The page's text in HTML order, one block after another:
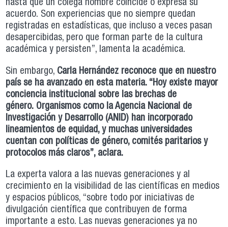
hasta que un colega hombre coincide o expresa su
acuerdo. Son experiencias que no siempre quedan
registradas en estadísticas, que incluso a veces pasan
desapercibidas, pero que forman parte de la cultura
académica y persisten”, lamenta la académica.
Sin embargo, Carla Hernández reconoce que en nuestro
país se ha avanzado en esta materia. “Hoy existe mayor
conciencia institucional sobre las brechas de
género. Organismos como la Agencia Nacional de
Investigación y Desarrollo (ANID) han incorporado
lineamientos de equidad, y muchas universidades
cuentan con políticas de género, comités paritarios y
protocolos más claros”, aclara.
La experta valora a las nuevas generaciones y al
crecimiento en la visibilidad de las científicas en medios
y espacios públicos, “sobre todo por iniciativas de
divulgación científica que contribuyen de forma
importante a esto. Las nuevas generaciones ya no